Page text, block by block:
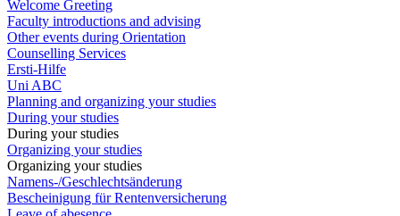
Welcome Greeting
Faculty introductions and advising
Other events during Orientation
Counselling Services
Ersti-Hilfe
Uni ABC
Planning and organizing your studies
During your studies
During your studies
Organizing your studies
Organizing your studies
Namens-/Geschlechtsänderung
Bescheinigung für Rentenversicherung